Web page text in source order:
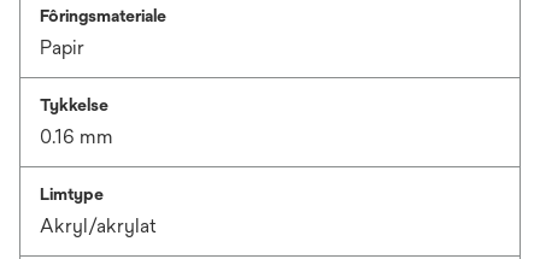
Fôringsmateriale
Papir
Tykkelse
0.16 mm
Limtype
Akryl/akrylat